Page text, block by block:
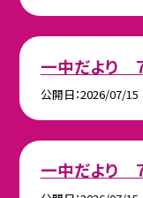
一中だより
公開日 2026/07/15
一中だより